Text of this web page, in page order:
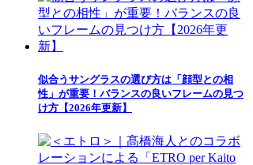
似合うサングラスの選び方は「顔型との相
性」が重要！バランスの良いフレームの見つ
け方【2026年更新】